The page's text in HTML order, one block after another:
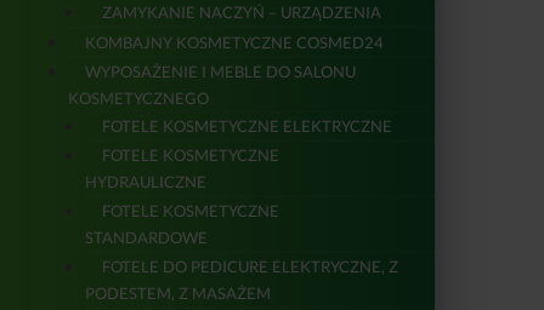
ZAMYKANIE NACZYŃ – URZĄDZENIA
KOMBAJNY KOSMETYCZNE COSMED24
WYPOSAŻENIE I MEBLE DO SALONU
KOSMETYCZNEGO
FOTELE KOSMETYCZNE ELEKTRYCZNE
FOTELE KOSMETYCZNE
HYDRAULICZNE
FOTELE KOSMETYCZNE
STANDARDOWE
FOTELE DO PEDICURE ELEKTRYCZNE, Z
PODESTEM, Z MASAŻEM